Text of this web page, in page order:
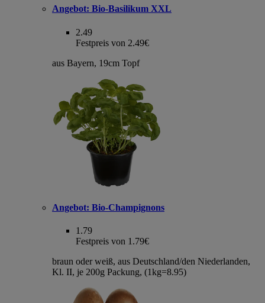
Angebot: Bio-Basilikum XXL
2.49
Festpreis von 2.49€
aus Bayern, 19cm Topf
Angebot: Bio-Champignons
1.79
Festpreis von 1.79€
braun oder weiß, aus Deutschland/den Niederlanden,
Kl. II, je 200g Packung, (1kg=8.95)